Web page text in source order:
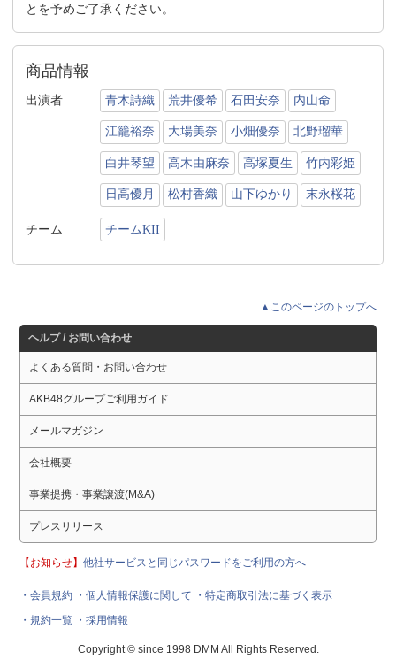
とを予めご了承ください。
商品情報
出演者 青木詩織 荒井優希 石田安奈 内山命
江籠裕奈 大場美奈 小畑優奈 北野瑠華
白井琴望 高木由麻奈 高塚夏生 竹内彩姫
日高優月 松村香織 山下ゆかり 末永桜花
チーム チームKII
▲このページのトップへ
ヘルプ / お問い合わせ
よくある質問・お問い合わせ
AKB48グループご利用ガイド
メールマガジン
会社概要
事業提携・事業譲渡(M&A)
プレスリリース
【お知らせ】他社サービスと同じパスワードをご利用の方へ
・会員規約 ・個人情報保護に関して
・特定商取引法に基づく表示
・規約一覧 ・採用情報
Copyright © since 1998 DMM All Rights Reserved.